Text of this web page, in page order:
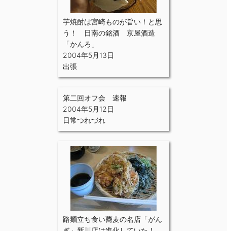
芋焼酎は宮崎ものが旨い！と思
う！ 日南の銘酒 京屋酒造
「かんろ」
2004年5月13日
出張
第二回オフ会 速報
2004年5月12日
日常つれづれ
路麺立ち食い蕎麦の名店「がん